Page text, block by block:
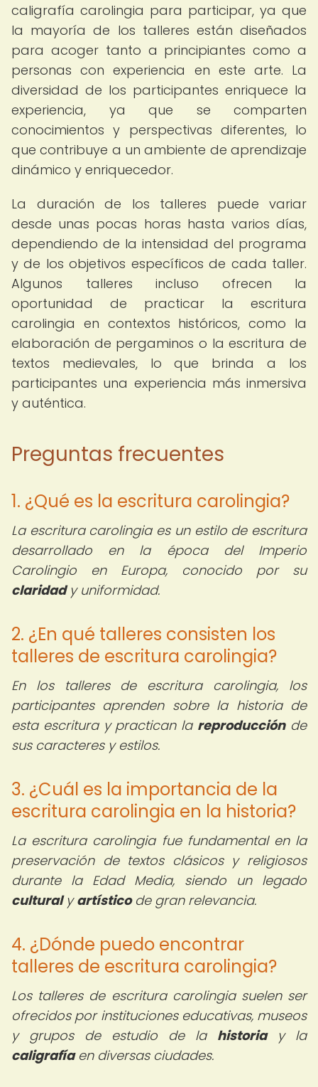
caligrafía carolingia para participar, ya que
la mayoría de los talleres están diseñados
para acoger tanto a principiantes como a
personas con experiencia en este arte. La
diversidad de los participantes enriquece la
experiencia, ya que se comparten
conocimientos y perspectivas diferentes, lo
que contribuye a un ambiente de aprendizaje
dinámico y enriquecedor.
La duración de los talleres puede variar
desde unas pocas horas hasta varios días,
dependiendo de la intensidad del programa
y de los objetivos específicos de cada taller.
Algunos talleres incluso ofrecen la
oportunidad de practicar la escritura
carolingia en contextos históricos, como la
elaboración de pergaminos o la escritura de
textos medievales, lo que brinda a los
participantes una experiencia más inmersiva
y auténtica.
Preguntas frecuentes
1. ¿Qué es la escritura carolingia?
La escritura carolingia es un estilo de escritura
desarrollado en la época del Imperio
Carolingio en Europa, conocido por su
claridady uniformidad.
2. ¿En qué talleres consisten los
talleres de escritura carolingia?
En los talleres de escritura carolingia, los
participantes aprenden sobre la historia de
esta escritura y practican la reproducciónde
sus caracteres y estilos.
3. ¿Cuál es la importancia de la
escritura carolingia en la historia?
La escritura carolingia fue fundamental en la
preservación de textos clásicos y religiosos
durante la Edad Media, siendo un legado
culturalyartísticode gran relevancia.
4. ¿Dónde puedo encontrar
talleres de escritura carolingia?
Los talleres de escritura carolingia suelen ser
ofrecidos por instituciones educativas, museos
y grupos de estudio de la historiay la
caligrafíaen diversas ciudades.